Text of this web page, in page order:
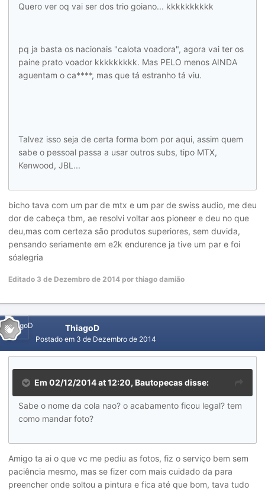
Quero ver oq vai ser dos trio goiano... kkkkkkkkkk
pq ja basta os nacionais "calota voadora", agora vai ter os
paine prato voador kkkkkkkkk. Mas PELO menos AINDA
aguentam o ca****, mas que tá estranho tá viu.
Talvez isso seja de certa forma bom por aqui, assim quem
sabe o pessoal passa a usar outros subs, tipo MTX,
Kenwood, JBL...
bicho tava com um par de mtx e um par de swiss audio, me deu
dor de cabeça tbm, ae resolvi voltar aos pioneer e deu no que
deu,mas com certeza são produtos superiores, sem duvida,
pensando seriamente em e2k endurence ja tive um par e foi
sóalegria
Editado 3 de Dezembro de 2014 por thiago damião
ThiagoD
Postado em 3 de Dezembro de 2014
Em 02/12/2014 at 12:20, Bautopecas disse:
Sabe o nome da cola nao? o acabamento ficou legal? tem
como mandar foto?
Amigo ta ai o que vc me pediu as fotos, fiz o serviço bem sem
paciência mesmo, mas se fizer com mais cuidado da para
preencher onde soltou a pintura e fica até que bom, tava tudo